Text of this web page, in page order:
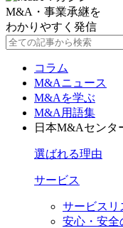
M&A・事業承継を
わかりやすく発信
コラム
M&Aニュース
M&Aを学ぶ
M&A用語集
日本M&Aセンタ
選ばれる理由
サービス
サービスリ
安心・安全